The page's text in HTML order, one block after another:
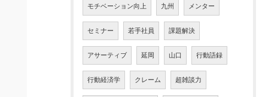
モチベーション向上 九州 メンター
セミナー 若手社員 課題解決
アサーティブ 延岡 山口 行動語録
行動経済学 クレーム 超雑談力